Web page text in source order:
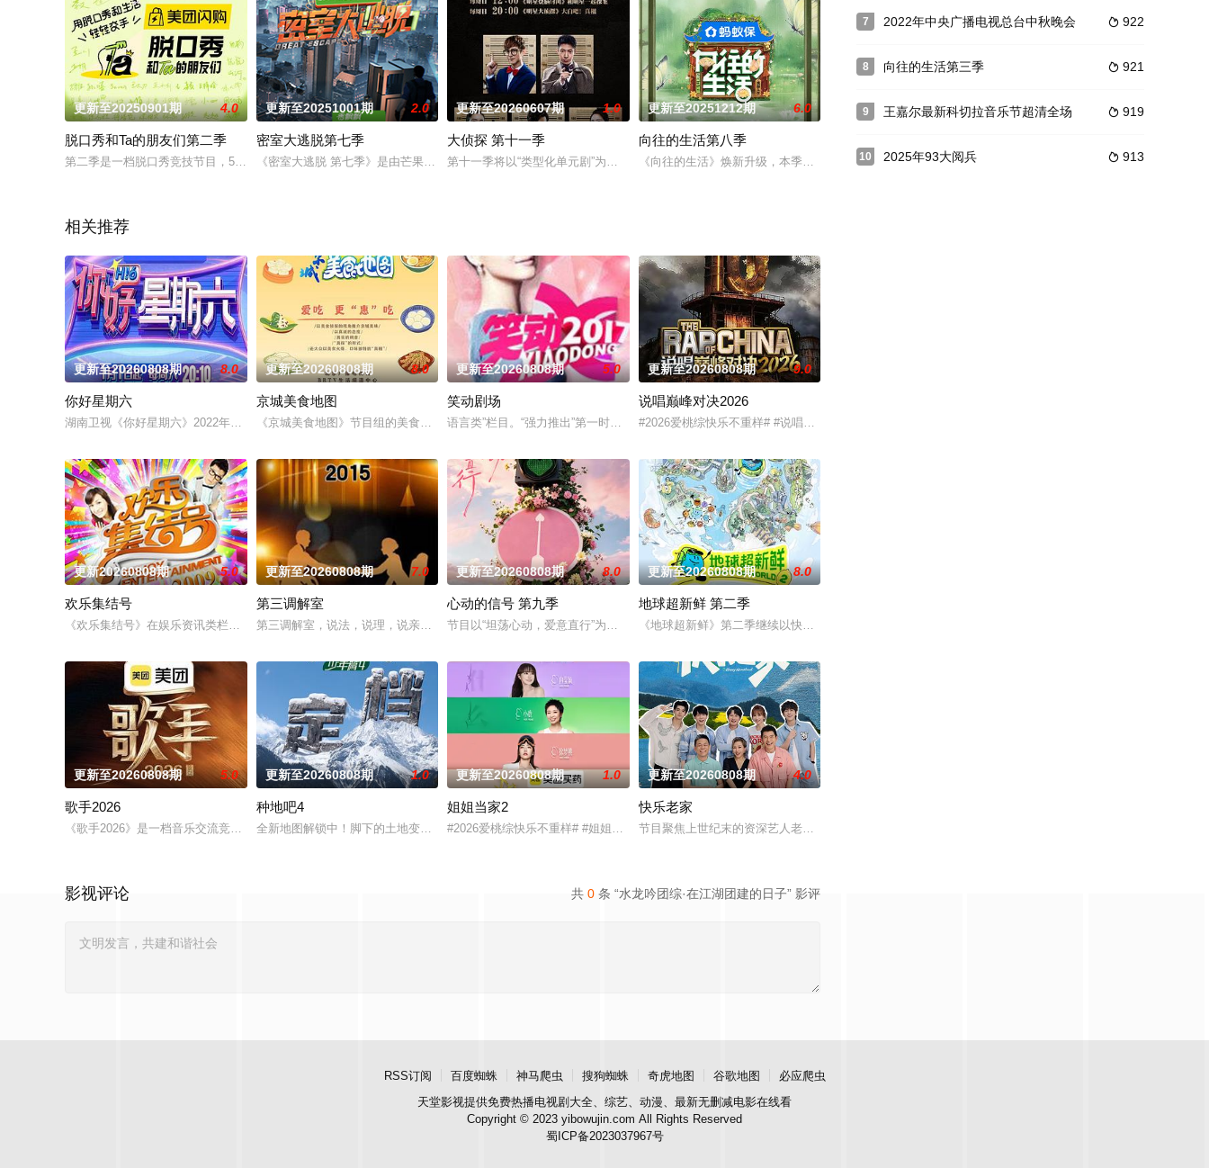
更新至20250901期 4.0
脱口秀和Ta的朋友们第二季
第二季是一档脱口秀竞技节目，59组热爱脱口秀的朋友们聚集在一起，同台比拼。他们用幽默段子化解现实难题，用笑声应对生活挑战，用自己的真实人生经历作为鲜活样本，让观众们找到生
更新至20251001期 2.0
密室大逃脱第七季
《密室大逃脱 第七季》是由芒果TV节目中心晏吉超级工作室打造的一档大型益智类实景解密真人秀节目，本季《密室大逃脱》以“生存者季”为概念主题，通过构建更具挑战难度和危机感
更新至20260607期 1.0
大侦探 第十一季
第十一季将以“类型化单元剧”为核心创新模式，深度融合影视类型元素与实境探案体验，以“灾难片、刑侦片、西部片、古装片”等多元风格持续突破
更新至20251212期 6.0
向往的生活第八季
《向往的生活》焕新升级，本季将保留向往原汁原味的生活烟火气，邀请老友新朋延续围炉夜话、待客做饭
相关推荐
更新至20260808期 8.0
你好星期六
湖南卫视《你好星期六》2022年1月1日起与你相约每周六20：10！你好星期六，精彩看不够！
更新至20260808期 8.0
京城美食地图
《京城美食地图》节目组的美食侦探邀约行业专家和爱吃团网友，一起到餐厅探店打卡，以真诚、真实、真探究的形式，呈现火爆美食和独特口味的真相，通过客观打分和专业点评，带
更新至20260808期 5.0
笑动剧场
语言类”栏目。“强力推出”第一时段，独创“幽默评书”打造北京风格，“坚守稳固”第二时段，坚持有“亲和力”的专业化道路，“独具匠心”年轻时段，开辟
更新至20260808期 9.0
说唱巅峰对决2026
#2026爱桃综快乐不重样# #说唱十周年巅峰对决#全新升级归来，这次不止比技术，更要玩灵魂共振！最顶的
更新20260808期 5.0
欢乐集结号
《欢乐集结号》在娱乐资讯类栏目中一枝独秀，领跑全国，是辽宁卫视唯一一档以报道娱乐动态、解读文化现象、重温经典作品为内容的专题栏目。以东北独有的幽默文化为立足点，全面整合辽
更新至20260808期 7.0
第三调解室
第三调解室，说法，说理，说亲情。第三调解室是国内第一档具有法律效力的排解矛盾、化解纠纷的电视节目。节目将司法局的人民调解室，公安局的联合调解室，人民法院的庭前调解
更新至20260808期 8.0
心动的信号 第九季
节目以“坦荡心动，爱意直行”为核心主题，聚焦真诚直白的新式恋爱，告别无效拉扯，走进心动小屋，见证单身青年之间萌生的浪漫情愫。
更新至20260808期 8.0
地球超新鲜 第二季
《地球超新鲜》第二季继续以快乐解压为核心基调，开启“地球团”的快乐旅程。节目路线将继续延着地球的
更新至20260808期 5.0
歌手2026
《歌手2026》是一档音乐交流竞技节目。节目集结全球实力唱将，在每周的直播比拼中高能开唱，演绎各国音乐风情、展现各自文化底蕴，以超水准演唱实力打造听觉盛宴，以旋律为纽带联
更新至20260808期 1.0
种地吧4
全新地图解锁中！脚下的土地变了，但十个勤天那份“想把地种好”的滚烫初心不变！将“见天地之广阔，解民生之多艰”的信念撒向更远的远方，绘制一幅属于当代新农人的蓬勃画卷！
更新至20260808期 1.0
姐姐当家2
#2026爱桃综快乐不重样# #姐姐当家# 第二季惊喜回归，看姐姐们如何见招拆招，畅聊人生的酸甜苦辣。观察团已就位，等你一起来“当家”！
更新至20260808期 4.0
快乐老家
节目聚焦上世纪末的资深艺人老友团，以“旅居养老试验+跨世纪老友同行”为核心，真实记录老友同行的相处
共 0 条 “水龙吟团综·在江湖团建的日子” 影评
影视评论
7  922
2022年中央广播电视总台中秋晚会
8  921
向往的生活第三季
9  919
王嘉尔最新科切拉音乐节超清全场
10  913
2025年93大阅兵
RSS订阅 百度蜘蛛 神马爬虫 搜狗蜘蛛 奇虎地图 谷歌地图
必应爬虫
天堂影视提供免费热播电视剧大全、综艺、动漫、最新无删减电影在线看
Copyright © 2023 yibowujin.com All Rights Reserved
蜀ICP备2023037967号